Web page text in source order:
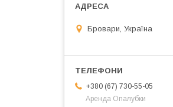
Бровари, Україна
+380 (67) 730-55-05
Аренда Опалубки